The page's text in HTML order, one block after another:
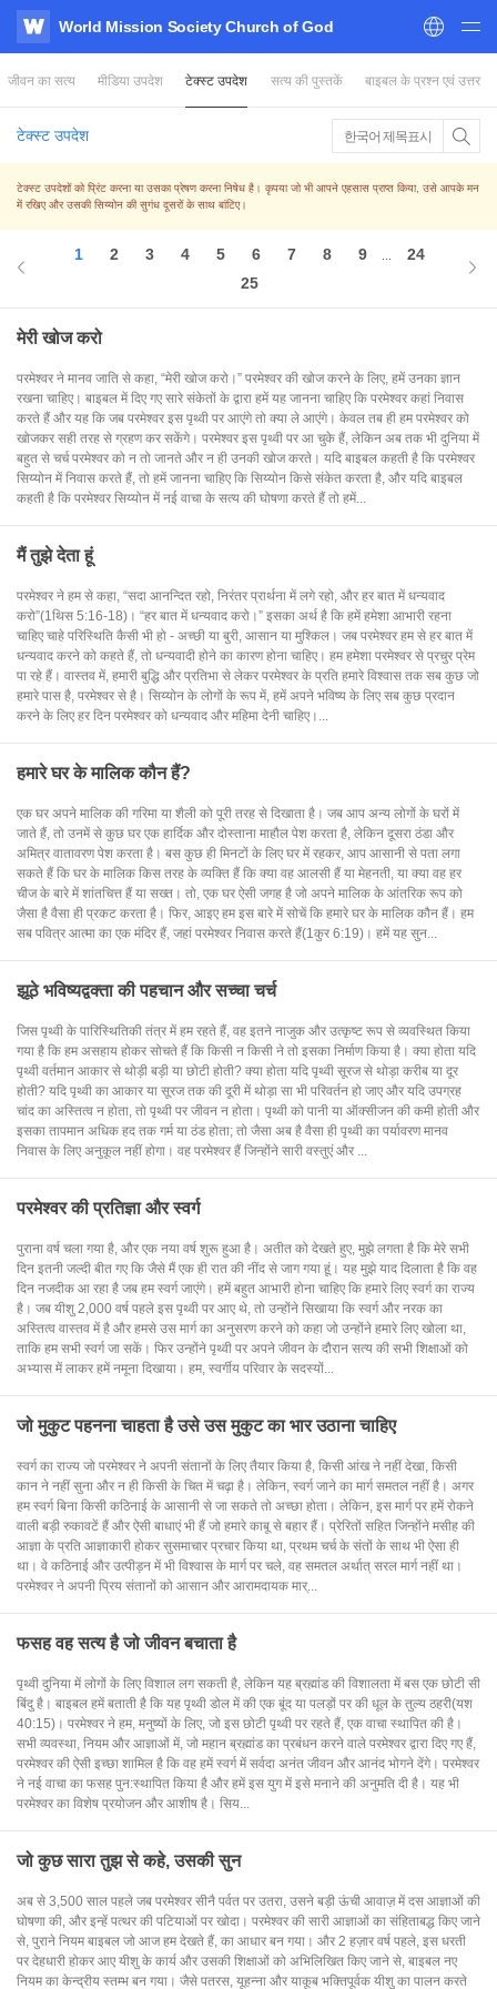
WATV
World Mission Society Church of God
जीवन का सत्य मीडिया उपदेश टेक्स्ट उपदेश सत्य की पुस्तकें बाइबल के प्रश्न एवं उत्तर
टेक्स्ट उपदेश 한국어 제목표시
टेक्स्ट उपदेशों को प्रिंट करना या उसका प्रेषण करना निषेध है। कृपया जो भी आपने एहसास प्राप्त किया, उसे आपके मन
में रखिए और उसकी सिय्योन की सुगंध दूसरों के साथ बांटिए।
1 2 3 4 5 6 7 8 9
24
25
मेरी खोज करो
परमेश्वर ने मानव जाति से कहा, “मेरी खोज करो।” परमेश्वर की खोज करने के लिए, हमें उनका ज्ञान
रखना चाहिए। बाइबल में दिए गए सारे संकेतों के द्वारा हमें यह जानना चाहिए कि परमेश्वर कहां निवास
करते हैं और यह कि जब परमेश्वर इस पृथ्वी पर आएंगे तो क्या ले आएंगे। केवल तब ही हम परमेश्वर को
खोजकर सही तरह से ग्रहण कर सकेंगे। परमेश्वर इस पृथ्वी पर आ चुके हैं, लेकिन अब तक भी दुनिया में
बहुत से चर्च परमेश्वर को न तो जानते और न ही उनकी खोज करते। यदि बाइबल कहती है कि परमेश्वर
सिय्योन में निवास करते हैं, तो हमें जानना चाहिए कि सिय्योन किसे संकेत करता है, और यदि बाइबल
कहती है कि परमेश्वर सिय्योन में नई वाचा के सत्य की घोषणा करते हैं तो हमें...
मैं तुझे देता हूं
परमेश्वर ने हम से कहा, “सदा आनन्दित रहो, निरंतर प्रार्थना में लगे रहो, और हर बात में धन्यवाद
करो”(1थिस 5:16-18)। “हर बात में धन्यवाद करो।” इसका अर्थ है कि हमें हमेशा आभारी रहना
चाहिए चाहे परिस्थिति कैसी भी हो - अच्छी या बुरी, आसान या मुश्किल। जब परमेश्वर हम से हर बात में
धन्यवाद करने को कहते हैं, तो धन्यवादी होने का कारण होना चाहिए। हम हमेशा परमेश्वर से प्रचुर प्रेम
पा रहे हैं। वास्तव में, हमारी बुद्धि और प्रतिभा से लेकर परमेश्वर के प्रति हमारे विश्वास तक सब कुछ जो
हमारे पास है, परमेश्वर से है। सिय्योन के लोगों के रूप में, हमें अपने भविष्य के लिए सब कुछ प्रदान
करने के लिए हर दिन परमेश्वर को धन्यवाद और महिमा देनी चाहिए।...
हमारे घर के मालिक कौन हैं?
एक घर अपने मालिक की गरिमा या शैली को पूरी तरह से दिखाता है। जब आप अन्य लोगों के घरों में
जाते हैं, तो उनमें से कुछ घर एक हार्दिक और दोस्ताना माहौल पेश करता है, लेकिन दूसरा ठंडा और
अमित्र वातावरण पेश करता है। बस कुछ ही मिनटों के लिए घर में रहकर, आप आसानी से पता लगा
सकते हैं कि घर के मालिक किस तरह के व्यक्ति हैं कि क्या वह आलसी हैं या मेहनती, या क्या वह हर
चीज के बारे में शांतचित्त हैं या सख्त। तो, एक घर ऐसी जगह है जो अपने मालिक के आंतरिक रूप को
जैसा है वैसा ही प्रकट करता है। फिर, आइए हम इस बारे में सोचें कि हमारे घर के मालिक कौन हैं। हम
सब पवित्र आत्मा का एक मंदिर हैं, जहां परमेश्वर निवास करते हैं(1कुर 6:19)। हमें यह सुन...
झूठे भविष्यद्वक्ता की पहचान और सच्चा चर्च
जिस पृथ्वी के पारिस्थितिकी तंत्र में हम रहते हैं, वह इतने नाजुक और उत्कृष्ट रूप से व्यवस्थित किया
गया है कि हम असहाय होकर सोचते हैं कि किसी न किसी ने तो इसका निर्माण किया है। क्या होता यदि
पृथ्वी वर्तमान आकार से थोड़ी बड़ी या छोटी होती? क्या होता यदि पृथ्वी सूरज से थोड़ा करीब या दूर
होती? यदि पृथ्वी का आकार या सूरज तक की दूरी में थोड़ा सा भी परिवर्तन हो जाए और यदि उपग्रह
चांद का अस्तित्व न होता, तो पृथ्वी पर जीवन न होता। पृथ्वी को पानी या ऑक्सीजन की कमी होती और
इसका तापमान अधिक हद तक गर्म या ठंड होता; तो जैसा अब है वैसा ही पृथ्वी का पर्यावरण मानव
निवास के लिए अनुकूल नहीं होगा। वह परमेश्वर हैं जिन्होंने सारी वस्तुएं और ...
परमेश्वर की प्रतिज्ञा और स्वर्ग
पुराना वर्ष चला गया है, और एक नया वर्ष शुरू हुआ है। अतीत को देखते हुए, मुझे लगता है कि मेरे सभी
दिन इतनी जल्दी बीत गए कि जैसे मैं एक ही रात की नींद से जाग गया हूं। यह मुझे याद दिलाता है कि वह
दिन नजदीक आ रहा है जब हम स्वर्ग जाएंगे। हमें बहुत आभारी होना चाहिए कि हमारे लिए स्वर्ग का राज्य
है। जब यीशु 2,000 वर्ष पहले इस पृथ्वी पर आए थे, तो उन्होंने सिखाया कि स्वर्ग और नरक का
अस्तित्व वास्तव में है और हमसे उस मार्ग का अनुसरण करने को कहा जो उन्होंने हमारे लिए खोला था,
ताकि हम सभी स्वर्ग जा सकें। फिर उन्होंने पृथ्वी पर अपने जीवन के दौरान सत्य की सभी शिक्षाओं को
अभ्यास में लाकर हमें नमूना दिखाया। हम, स्वर्गीय परिवार के सदस्यों...
जो मुकुट पहनना चाहता है उसे उस मुकुट का भार उठाना चाहिए
स्वर्ग का राज्य जो परमेश्वर ने अपनी संतानों के लिए तैयार किया है, किसी आंख ने नहीं देखा, किसी
कान ने नहीं सुना और न ही किसी के चित में चढ़ा है। लेकिन, स्वर्ग जाने का मार्ग समतल नहीं है। अगर
हम स्वर्ग बिना किसी कठिनाई के आसानी से जा सकते तो अच्छा होता। लेकिन, इस मार्ग पर हमें रोकने
वाली बड़ी रुकावटें हैं और ऐसी बाधाएं भी हैं जो हमारे काबू से बहार हैं। प्रेरितों सहित जिन्होंने मसीह की
आज्ञा के प्रति आज्ञाकारी होकर सुसमाचार प्रचार किया था, प्रथम चर्च के संतों के साथ भी ऐसा ही
था। वे कठिनाई और उत्पीड़न में भी विश्वास के मार्ग पर चले, वह समतल अर्थात् सरल मार्ग नहीं था।
परमेश्वर ने अपनी प्रिय संतानों को आसान और आरामदायक मार्...
फसह वह सत्य है जो जीवन बचाता है
पृथ्वी दुनिया में लोगों के लिए विशाल लग सकती है, लेकिन यह ब्रह्मांड की विशालता में बस एक छोटी सी
बिंदु है। बाइबल हमें बताती है कि यह पृथ्वी डोल में की एक बूंद या पलड़ों पर की धूल के तुल्य ठहरी(यश
40:15)। परमेश्वर ने हम, मनुष्यों के लिए, जो इस छोटी पृथ्वी पर रहते हैं, एक वाचा स्थापित की है।
सभी व्यवस्था, नियम और आज्ञाओं में, जो महान ब्रह्मांड का प्रबंधन करने वाले परमेश्वर द्वारा दिए गए हैं,
परमेश्वर की ऐसी इच्छा शामिल है कि वह हमें स्वर्ग में सर्वदा अनंत जीवन और आनंद भोगने देंगे। परमेश्वर
ने नई वाचा का फसह पुन:स्थापित किया है और हमें इस युग में इसे मनाने की अनुमति दी है। यह भी
परमेश्वर का विशेष प्रयोजन और आशीष है। सिय...
जो कुछ सारा तुझ से कहे, उसकी सुन
अब से 3,500 साल पहले जब परमेश्वर सीनै पर्वत पर उतरा, उसने बड़ी ऊंची आवाज़ में दस आज्ञाओं की
घोषणा की, और इन्हें पत्थर की पटियाओं पर खोदा। परमेश्वर की सारी आज्ञाओं का संहिताबद्ध किए जाने
से, पुराने नियम बाइबल जो आज हम देखते हैं, का आधार बन गया। और 2 हज़ार वर्ष पहले, इस धरती
पर देहधारी होकर आए यीशु के कार्य और उसकी शिक्षाओं को अभिलिखित किए जाने से, बाइबल नए
नियम का केन्द्रीय स्तम्भ बन गया। जैसे पतरस, यूहन्ना और याकूब भक्तिपूर्वक यीशु का पालन करते